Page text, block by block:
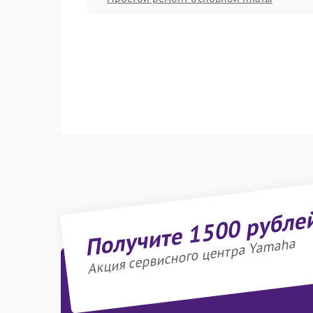
Получите 1500
Акция сервисного центра Yamaha